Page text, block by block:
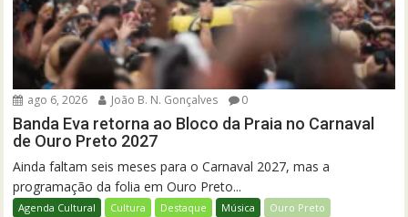
ago 6, 2026 João B. N. Gonçalves 0
Banda Eva retorna ao Bloco da Praia no Carnaval
de Ouro Preto 2027
Ainda faltam seis meses para o Carnaval 2027, mas a
programação da folia em Ouro Preto...
Agenda Cultural Cultura Destaque Música Ouro Preto